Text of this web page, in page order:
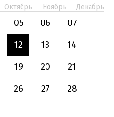
Октябрь Ноябрь Декабрь
05 06
07
12 13
14
19 20
21
26 27
28